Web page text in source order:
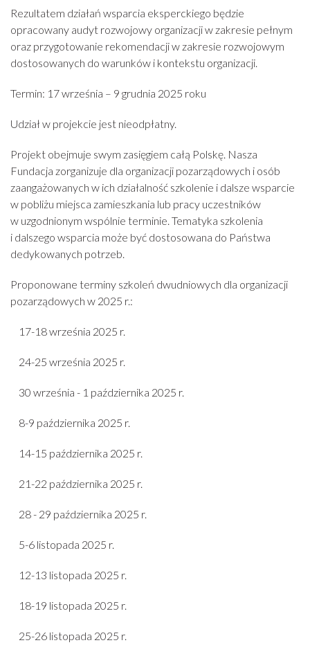
Rezultatem działań wsparcia eksperckiego będzie
opracowany audyt rozwojowy organizacji w zakresie pełnym
oraz przygotowanie rekomendacji w zakresie rozwojowym
dostosowanych do warunków i kontekstu organizacji.
Termin: 17 września – 9 grudnia 2025 roku
Udział w projekcie jest nieodpłatny.
Projekt obejmuje swym zasięgiem całą Polskę. Nasza
Fundacja zorganizuje dla organizacji pozarządowych i osób
zaangażowanych w ich działalność szkolenie i dalsze wsparcie
w pobliżu miejsca zamieszkania lub pracy uczestników
w uzgodnionym wspólnie terminie. Tematyka szkolenia
i dalszego wsparcia może być dostosowana do Państwa
dedykowanych potrzeb.
Proponowane terminy szkoleń dwudniowych dla organizacji
pozarządowych w 2025 r.:
17-18 września 2025 r.
24-25 września 2025 r.
30 września - 1 października 2025 r.
8-9 października 2025 r.
14-15 października 2025 r.
21-22 października 2025 r.
28 - 29 października 2025 r.
5-6 listopada 2025 r.
12-13 listopada 2025 r.
18-19 listopada 2025 r.
25-26 listopada 2025 r.